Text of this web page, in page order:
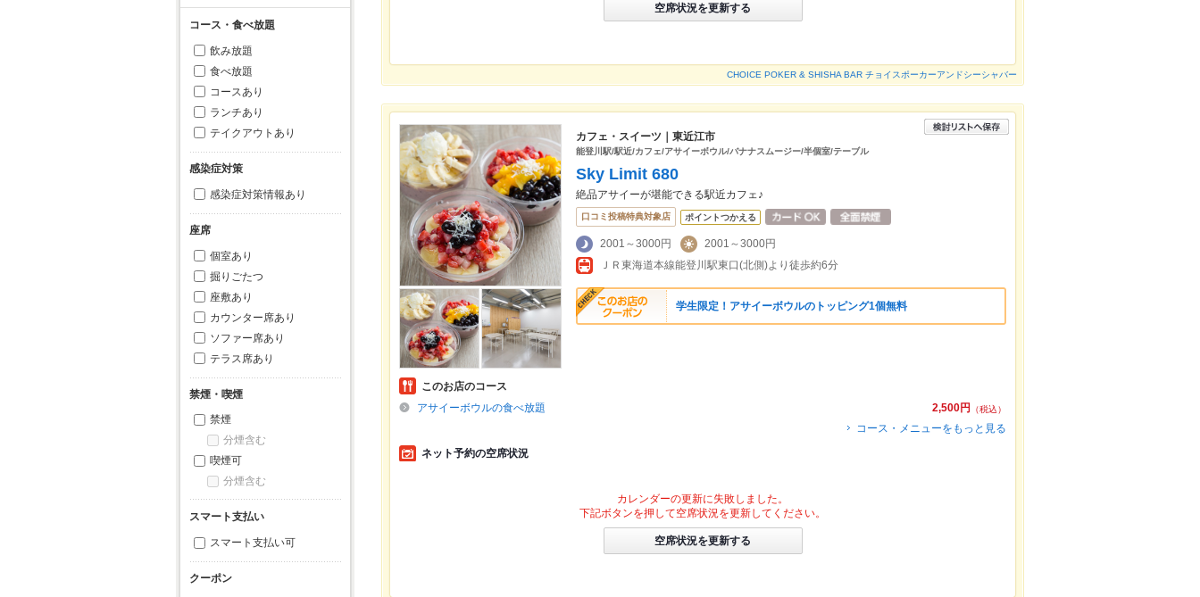
コース・食べ放題
飲み放題
食べ放題
コースあり
ランチあり
テイクアウトあり
感染症対策
感染症対策情報あり
座席
個室あり
掘りごたつ
座敷あり
カウンター席あり
ソファー席あり
テラス席あり
禁煙・喫煙
禁煙
分煙含む
喫煙可
分煙含む
スマート支払い
スマート支払い可
クーポン
空席状況を更新する
CHOICE POKER & SHISHA BAR チョイスポーカーアンドシーシャバー
カフェ・スイーツ｜東近江市
能登川駅/駅近/カフェ/アサイーボウル/バナナスムージー/半個室/テーブル
Sky Limit 680
絶品アサイーが堪能できる駅近カフェ♪
口コミ投稿特典対象店 ポイントつかえる
2001～3000円
2001～3000円
ＪＲ東海道本線能登川駅東口(北側)より徒歩約6分
学生限定！アサイーボウルのトッピング1個無料
このお店のコース
2,500円
（税込）
アサイーボウルの食べ放題
コース・メニューをもっと見る
ネット予約の空席状況
カレンダーの更新に失敗しました。
下記ボタンを押して空席状況を更新してください。
空席状況を更新する